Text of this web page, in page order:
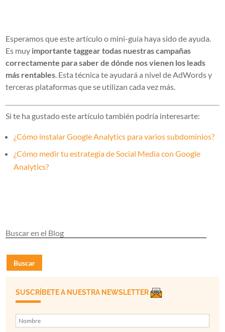
Esperamos que este artículo o mini-guía haya sido de ayuda.
Es muy importante taggear todas nuestras campañas
correctamente para saber de dónde nos vienen los leads
más rentables. Esta técnica te ayudará a nivel de AdWords y
terceras plataformas que se utilizan cada vez más.
Si te ha gustado este artículo también podría interesarte:
¿Cómo instalar Google Analytics para varios subdominios?
¿Cómo medir tu estrategia de Social Media con Google
Analytics?
Buscar
SUSCRÍBETE A NUESTRA NEWSLETTER